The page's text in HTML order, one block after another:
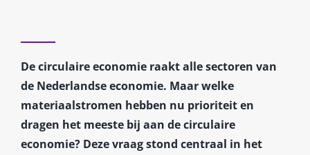
De circulaire economie raakt alle sectoren van
de Nederlandse economie. Maar welke
materiaalstromen hebben nu prioriteit en
dragen het meeste bij aan de circulaire
economie? Deze vraag stond centraal in het